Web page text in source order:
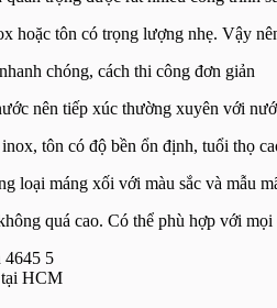
hoặc tôn có trọng lượng nhẹ. Vậy
chóng, cách thi công đơn giản
nên tiếp xúc thường xuyên với
tôn có độ bền ổn định, tuổi thọ
loại máng xối với màu sắc và mẫu
quá cao. Có thể phù hợp với mọi
HCM